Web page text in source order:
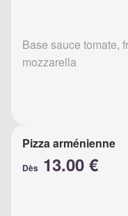
Base sauce tomate,
mozzarella
Pizza arménienne
Dès 13.00 €